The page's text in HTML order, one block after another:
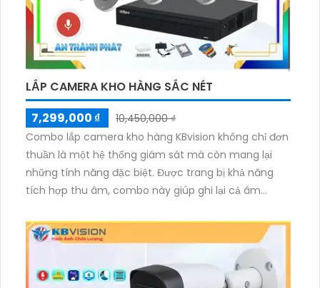
LẮP CAMERA KHO HÀNG SẮC NÉT
7,299,000 ₫
10,450,000 ₫
Combo lắp camera kho hàng KBvision không chỉ đơn
thuần là một hệ thống giám sát mà còn mang lại
những tính năng đặc biệt. Được trang bị khả năng
tích hợp thu âm, combo này giúp ghi lại cả âm
tiên tiến, hình ảnh từ camera sẽ sáng đẹp, cho phép
theo dõi mọi diễn biến một cách chi tiết. Đặc biệt,
việc cài đặt và sử dụng trên thiết bị điện thoại dễ
dàng, giúp người dùng theo dõi từ xa mọi lúc mọi nơi